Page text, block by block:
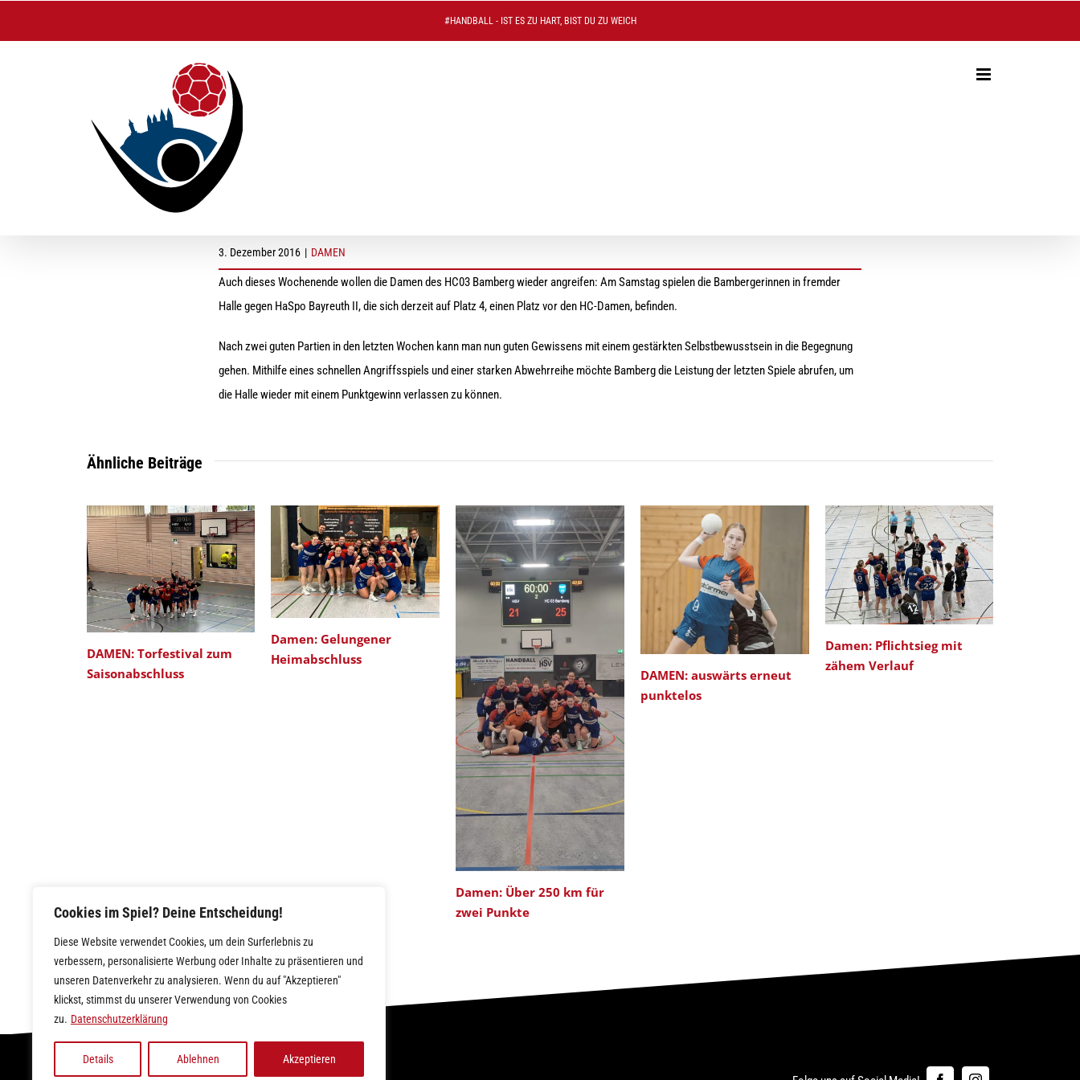
Cookies im Spiel? Deine Entscheidung!
Diese Website verwendet Cookies, um dein Surferlebnis zu
verbessern, personalisierte Werbung oder Inhalte zu präsentieren und
unseren Datenverkehr zu analysieren. Wenn du auf "Akzeptieren"
klickst, stimmst du unserer Verwendung von Cookies
zu. Datenschutzerklärung
Details Ablehnen Akzeptieren
#HANDBALL - IST ES ZU HART, BIST DU ZU WEICH
3. Dezember 2016 | DAMEN
Auch dieses Wochenende wollen die Damen des HC03 Bamberg wieder angreifen: Am Samstag spielen die Bambergerinnen in fremder
Halle gegen HaSpo Bayreuth II, die sich derzeit auf Platz 4, einen Platz vor den HC-Damen, befinden.
Nach zwei guten Partien in den letzten Wochen kann man nun guten Gewissens mit einem gestärkten Selbstbewusstsein in die Begegnung
gehen. Mithilfe eines schnellen Angriffsspiels und einer starken Abwehrreihe möchte Bamberg die Leistung der letzten Spiele abrufen, um
die Halle wieder mit einem Punktgewinn verlassen zu können.
Ähnliche Beiträge
DAMEN: Torfestival zum
Saisonabschluss
Damen: Gelungener
Heimabschluss
Damen: Über 250 km für
zwei Punkte
DAMEN: auswärts erneut
punktelos
Damen: Pflichtsieg mit
zähem Verlauf